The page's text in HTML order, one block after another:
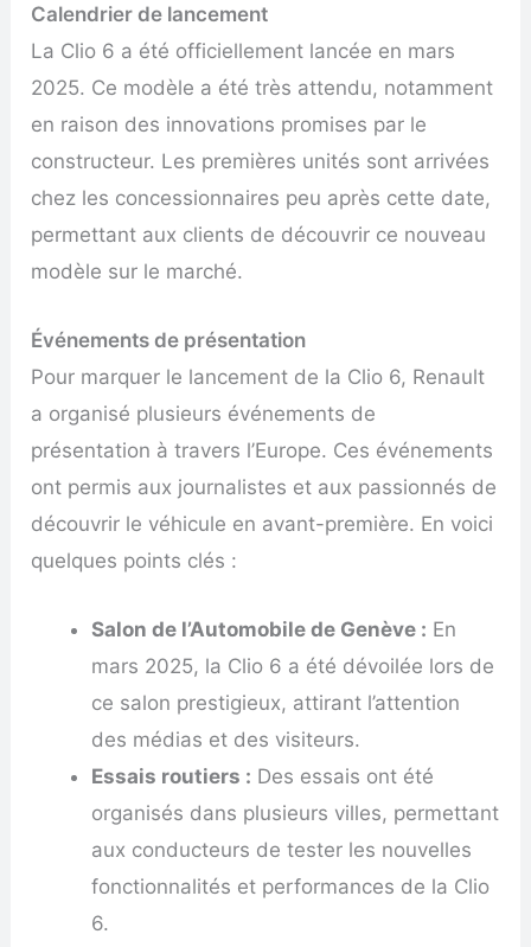
Calendrier de lancement
La Clio 6 a été officiellement lancée en mars
2025. Ce modèle a été très attendu, notamment
en raison des innovations promises par le
constructeur. Les premières unités sont arrivées
chez les concessionnaires peu après cette date,
permettant aux clients de découvrir ce nouveau
modèle sur le marché.
Événements de présentation
Pour marquer le lancement de la Clio 6, Renault
a organisé plusieurs événements de
présentation à travers l’Europe. Ces événements
ont permis aux journalistes et aux passionnés de
découvrir le véhicule en avant-première. En voici
quelques points clés :
Salon de l’Automobile de Genève : En
mars 2025, la Clio 6 a été dévoilée lors de
ce salon prestigieux, attirant l’attention
des médias et des visiteurs.
Essais routiers : Des essais ont été
organisés dans plusieurs villes, permettant
aux conducteurs de tester les nouvelles
fonctionnalités et performances de la Clio
6.